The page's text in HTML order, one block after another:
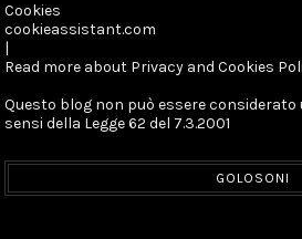
Cookies
cookieassistant.com
|
Read more about Privacy and Cookies
Questo blog non può essere
sensi della Legge 62 del 7.3.2001
GOLOSONI